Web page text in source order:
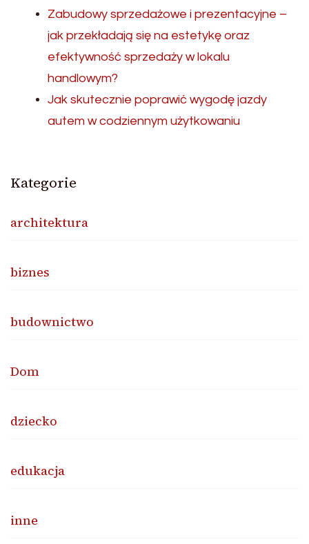
Zabudowy sprzedażowe i prezentacyjne –
jak przekładają się na estetykę oraz
efektywność sprzedaży w lokalu
handlowym?
Jak skutecznie poprawić wygodę jazdy
autem w codziennym użytkowaniu
Kategorie
architektura
biznes
budownictwo
Dom
dziecko
edukacja
inne